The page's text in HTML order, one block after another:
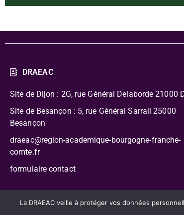
DRAEAC
Site de Dijon : 2G, rue Général Delaborde 21000
Site de Besançon : 5, rue Général Sarrail 25000
Besançon
draeac@region-academique-bourgogne-franche-
comte.fr
formulaire contact
La DRAEAC veille à protéger vos données